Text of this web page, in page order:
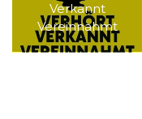
Verkannt
Vereinnahmt